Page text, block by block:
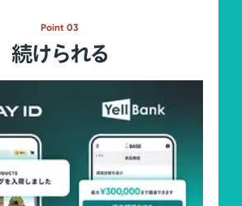
Point 03
続けられる